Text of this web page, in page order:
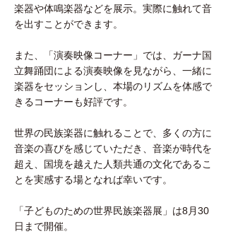
楽器や体鳴楽器などを展示。実際に触れて音
を出すことができます。
また、「演奏映像コーナー」では、ガーナ国
立舞踊団による演奏映像を見ながら、一緒に
楽器をセッションし、本場のリズムを体感で
きるコーナーも好評です。
世界の民族楽器に触れることで、多くの方に
音楽の喜びを感じていただき、音楽が時代を
超え、国境を越えた人類共通の文化であるこ
とを実感する場となれば幸いです。
「子どものための世界民族楽器展」は8月30
日まで開催。